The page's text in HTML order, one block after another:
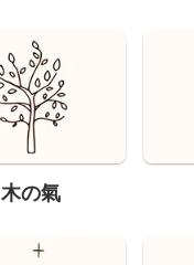
木の氣